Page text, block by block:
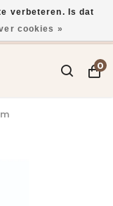
verzonden*
0
verbeteren. Is dat
cookies »